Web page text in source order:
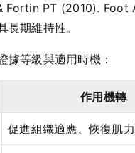
Fortin PT (2010). Foot
期維持性。
據等級與適用時機：
作用機轉
促進組織適應、恢復肌